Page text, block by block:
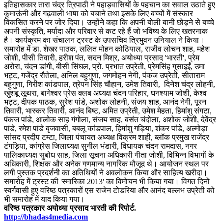
इतिहासकार तारा चंद्र त्रिपाठी ने पहाड़वासियों के पहचान का सवाल उठाते हुए
कुमाऊंनी और गढ़वाली भाषा को बचाने तथा इसके लिए बच्चों में संस्कार
विकसित करने पर जोर दिया। उन्होंने कहा कि अपनी बोली बानी छोड़ने से बच्चे
अपनी संस्कृति, मर्यादा और परिवार से कट रहे हैं जो भविष्य के लिए खतरनाक
है। कार्यक्रम का संचालन ट्रस्ट के उपसचिव त्रिभुवन उनियाल ने किया।
समारोह में डा. शेखर पाठक, ललित मोहन कोठियाल, राजीव लोचन शाह, महेश
जोशी, पीसी तिवारी, हरीश पंत, सदन मिश्र, अयोध्या प्रसाद 'भारती', प्रेम
अरोरा, चंदन डांगी, बीसी सिंघल, प्रो. प्रभात उप्रेती, प्रेमसिंह गुसाइईं, उमा
भट्ट, गजेंद्र रौतेला, अनिल बहुगुणा, जगमोहन नेगी, पंकज उप्रेती, सीताराम
बहुगुणा, गिरीश कांडपाल, त्रेपन सिंह चौहान, उमेश तिवारी, दिनेश चंद्र लोहनी,
खुशबू लूथरा, बागेश्वर प्रेस क्लब अध्यक्ष चंदन परिहार, घनश्याम जोशी, केश्व
भट्ट, दीपक पाठक, सुरेश पांडे, अशोक लोहनी, संजय शाह, आनंद नेगी, पूरन
तिवारी, भास्कर तिवारी, आनंद बिष्ट, अमित उप्रेती, उमेश मेहता, हिमांशु संगटा,
पंकज पांडे, आलोक साह गंगोला, संजय साह, बसंत चंदोला, अशोक जोशी, देवेंद्र
पांडे, रमेश पांडे बृजवासी, बबलू कांडपाल, हिमांशु गड़िया, शंकर पांडे, अल्मोड़ा
सांसद प्रदीप टम्टा, जिला पंचायत अध्यक्ष विक्रम शाही, ब्लॉक प्रमुख राजेंद्र
टंगड़िया, कांग्रेस जिलाध्यक्ष सुनील भंडारी, विधायक चंदन रामदास, नगर
पालिकाध्यक्ष सुबोध साह, जिला सूचना अधिकारी गीता जोशी, विभिन्न विभागों के
अधिकारी, शिक्षक और अनेक गणमान्य नागरिक मौजूद थे। आयोजन स्थल पर
लगी पुस्तक प्रदर्शनी का अतिथियों ने अवलोकन किया और साहित्य खरीदा।
समारोह में ट्रस्ट की 'स्मारिका 2013' का विमोचन भी किया गया। विगत दिनों
स्वर्गवासी हुए वरिष्ठ पत्रकारों एस राजेन टोडरिया और आनंद बल्लभ उप्रेती को
भी समारोह में याद किया गया।
वरिष्‍ठ पत्रकार अयोध्‍या प्रसाद भारती की रिपोर्ट.
http://bhadas4media.com